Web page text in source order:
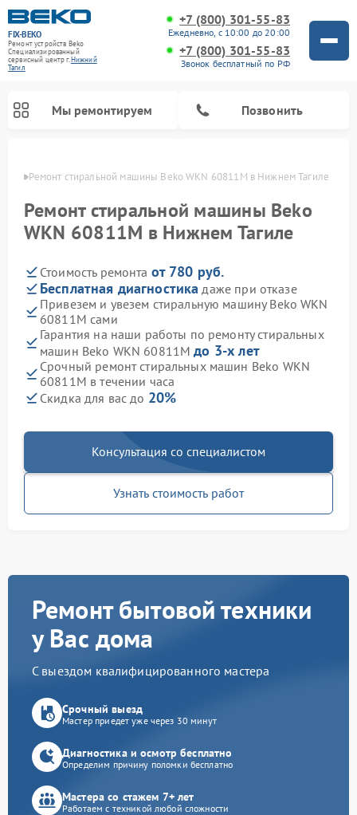
FIX-BEKO
Ремонт устройств Beko
Специализированный
cервисный центр г.Нижний
Тагил
+7 (800) 301-55-83
Ежедневно, с 10:00 до 20:00
+7 (800) 301-55-83
Звонок бесплатный по РФ
Мы ремонтируем Позвонить
Ремонт стиральной машины Beko WKN 60811M в Нижнем Тагиле
Ремонт стиральной машины Beko
WKN 60811M в Нижнем Тагиле
Стоимость ремонта от 780 руб.
Бесплатная диагностика даже при отказе
Привезем и увезем стиральную машину Beko WKN
60811M сами
Гарантия на наши работы по ремонту стиральных
машин Beko WKN 60811Mдо 3-х лет
Срочный ремонт стиральных машин Beko WKN
60811M в течении часа
Скидка для вас до 20%
Консультация со специалистом
Узнать стоимость работ
Ремонт бытовой техники
у Вас дома
С выездом квалифицированного мастера
Срочный выезд
Мастер приедет уже через 30 минут
Диагностика и осмотр бесплатно
Определим причину поломки бесплатно
Мастера со стажем 7+ лет
Работаем с техникой любой сложности